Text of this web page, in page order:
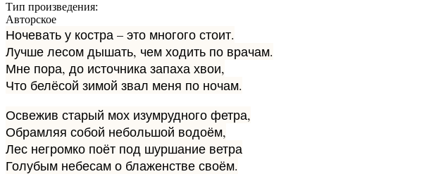
Тип произведения:
Авторское
­­­Ночевать у костра – это многого стоит.
Лучше лесом дышать, чем ходить по врачам.
Мне пора, до источника запаха хвои,
Что белёсой зимой звал меня по ночам.
Освежив старый мох изумрудного фетра,
Обрамляя собой небольшой водоём,
Лес негромко поёт под шуршание ветра
Голубым небесам о блаженстве своём.